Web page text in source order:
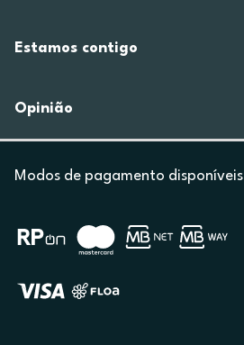
Estamos contigo
Opinião
Modos de pagamento disponíveis